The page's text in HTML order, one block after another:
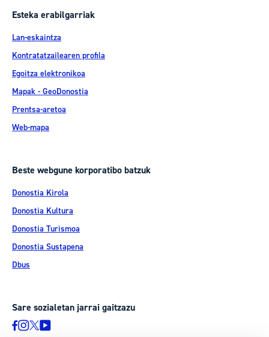
Esteka erabilgarriak
Lan-eskaintza
Kontratatzailearen profila
Egoitza elektronikoa
Mapak - GeoDonostia
Prentsa-aretoa
Web-mapa
Beste webgune korporatibo batzuk
Donostia Kirola
Donostia Kultura
Donostia Turismoa
Donostia Sustapena
Dbus
Sare sozialetan jarrai gaitzazu